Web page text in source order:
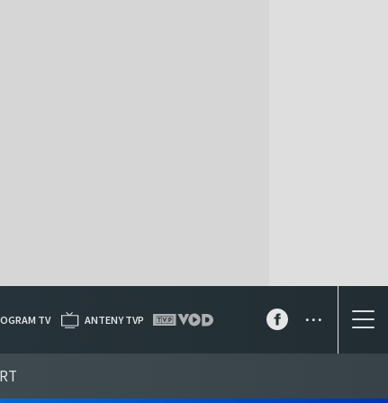
TV ANTENY TVP ...